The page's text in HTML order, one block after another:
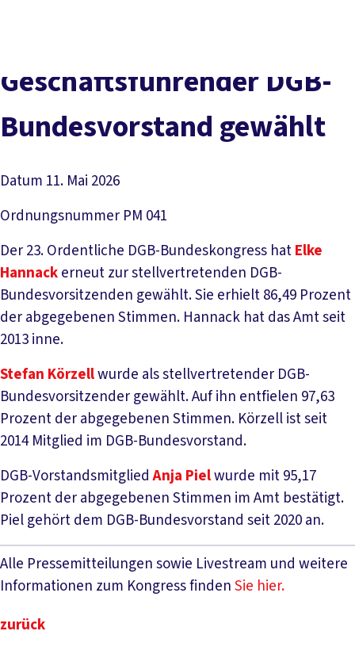
Service
Mitmachen Politik
Geschäftsführender DGB-
Bundesvorstand gewählt
Datum 11. Mai 2026
Ordnungsnummer PM 041
Der 23. Ordentliche DGB-Bundeskongress hatElke
Hannackerneut zur stellvertretenden DGB-
Bundesvorsitzenden gewählt. Sie erhielt 86,49 Prozent
der abgegebenen Stimmen. Hannack hat das Amt seit
2013 inne.
Stefan Körzellwurde als stellvertretender DGB-
Bundesvorsitzender gewählt. Auf ihn entfielen 97,63
Prozent der abgegebenen Stimmen. Körzell ist seit
2014 Mitglied im DGB-Bundesvorstand.
DGB-VorstandsmitgliedAnja Pielwurde mit 95,17
Prozent der abgegebenen Stimmen im Amt bestätigt.
Piel gehört dem DGB-Bundesvorstand seit 2020 an.
Alle Pressemitteilungen sowie Livestream und weitere
Informationen zum Kongress findenSie hier.
zurück